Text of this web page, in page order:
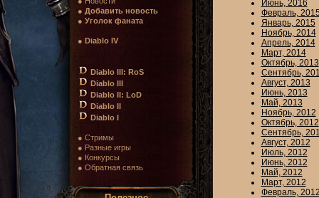
● Добавить новость
● Уголок фаната
● Diablo IV
Diablo III: RoS
Diablo III
Diablo II: LoD
Diablo II
Diablo I
● Стримы
● Разные игры
● Конкурсы
● Обратная связь
Июнь, 2016
Февраль, 2015
Январь, 2015
Ноябрь, 2014
Апрель, 2014
Март, 2014
Октябрь, 2013
Сентябрь,
Август, 2013
Июнь, 2013
Май, 2013
Ноябрь, 2012
Октябрь, 2012
Сентябрь,
Август, 2012
Июль, 2012
Июнь, 2012
Май, 2012
Март, 2012
Февраль, 2012